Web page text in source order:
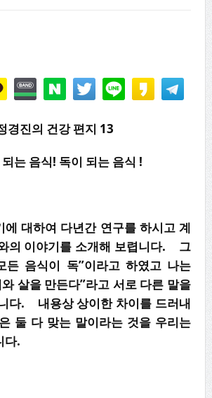
경진의 건강 편지 13
는 음식! 독이 되는 음식 !
에 대하여 다년간 연구를 하시고 계
의 이야기를 소개해 보렵니다. 그
든 음식이 독”이라고 하였고 나는
살을 만든다”라고 서로 다른 말을
다. 내용상 상이한 차이를 드러내
둘 다 맞는 말이라는 것을 우리는
다.